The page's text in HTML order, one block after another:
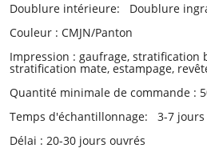
Doublure intérieure: Doublure
Couleur : CMJN/Panton
Impression : gaufrage, stratification
stratification mate, estampage,
Quantité minimale de commande :
Temps d'échantillonnage: 3-7 jours
Délai : 20-30 jours ouvrés